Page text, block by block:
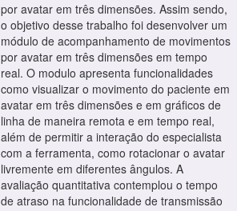
por avatar em três dimensões. Assim sendo,
o objetivo desse trabalho foi desenvolver um
módulo de acompanhamento de movimentos
por avatar em três dimensões em tempo
real. O modulo apresenta funcionalidades
como visualizar o movimento do paciente em
avatar em três dimensões e em gráficos de
linha de maneira remota e em tempo real,
além de permitir a interação do especialista
com a ferramenta, como rotacionar o avatar
livremente em diferentes ângulos. A
avaliação quantitativa contemplou o tempo
de atraso na funcionalidade de transmissão